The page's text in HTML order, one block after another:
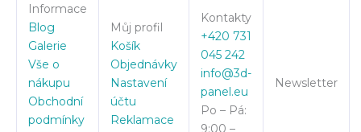
Informace
Blog
Galerie
Vše o
nákupu
Obchodní
podmínky
Můj profil
Košík
Objednávky
Nastavení
účtu
Reklamace
Kontakty
+420 731
045 242
info@3d-
panel.eu
Po – Pá:
9:00 –
Newsletter